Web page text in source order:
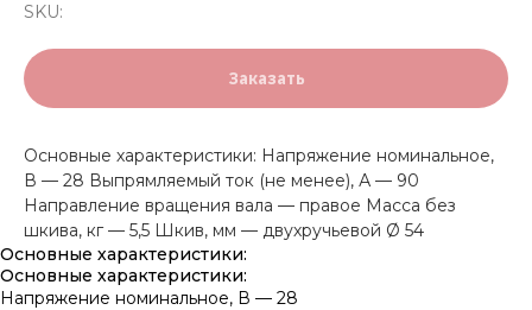
SKU:
Заказать
Основные характеристики: Напряжение номинальное,
В — 28 Выпрямляемый ток (не менее), А — 90
Направление вращения вала — правое Масса без
шкива, кг — 5,5 Шкив, мм — двухручьевой Ø 54
Основные характеристики:
Основные характеристики:
Напряжение номинальное, В — 28